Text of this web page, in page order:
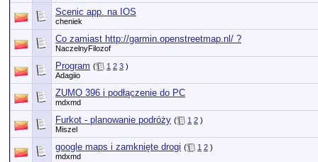
Scenic app. na IOS
cheniek
Co zamiast http://garmin.openstreetmap.nl/ ?
NaczelnyFilozof
Program ( 1 2 3 )
Adagiio
ZUMO 396 i podłączenie do PC
mdxmd
Furkot - planowanie podróży ( 1 2 )
Miszel
google maps i zamknięte drogi ( 1 2 )
mdxmd